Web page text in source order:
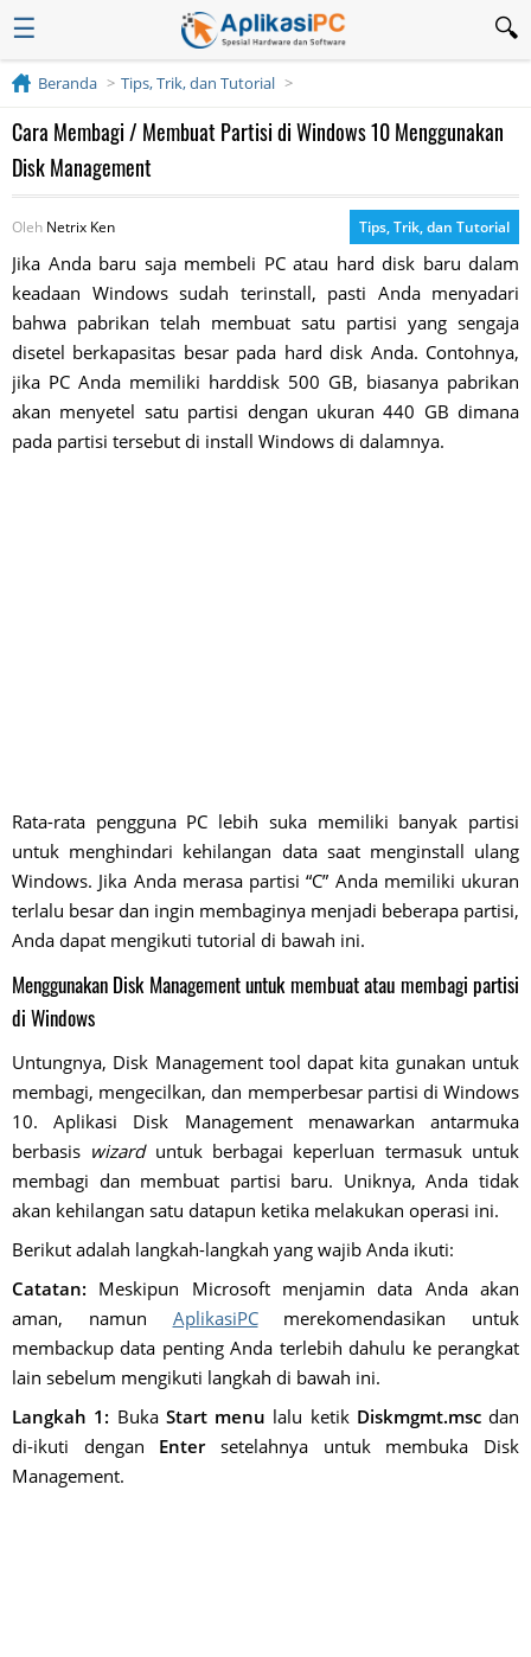
☰
Beranda Tips, Trik, dan Tutorial
Cara Membagi / Membuat Partisi di Windows 10 Menggunakan
Disk Management
Oleh Netrix Ken Tips, Trik, dan Tutorial
Jika Anda baru saja membeli PC atau hard disk baru dalam
keadaan Windows sudah terinstall, pasti Anda menyadari
bahwa pabrikan telah membuat satu partisi yang sengaja
disetel berkapasitas besar pada hard disk Anda. Contohnya,
jika PC Anda memiliki harddisk 500 GB, biasanya pabrikan
akan menyetel satu partisi dengan ukuran 440 GB dimana
pada partisi tersebut di install Windows di dalamnya.
Rata-rata pengguna PC lebih suka memiliki banyak partisi
untuk menghindari kehilangan data saat menginstall ulang
Windows. Jika Anda merasa partisi “C” Anda memiliki ukuran
terlalu besar dan ingin membaginya menjadi beberapa partisi,
Anda dapat mengikuti tutorial di bawah ini.
Menggunakan Disk Management untuk membuat atau membagi partisi
di Windows
Untungnya, Disk Management tool dapat kita gunakan untuk
membagi, mengecilkan, dan memperbesar partisi di Windows
10. Aplikasi Disk Management menawarkan antarmuka
berbasis wizarduntuk berbagai keperluan termasuk untuk
membagi dan membuat partisi baru. Uniknya, Anda tidak
akan kehilangan satu datapun ketika melakukan operasi ini.
Berikut adalah langkah-langkah yang wajib Anda ikuti:
Catatan: Meskipun Microsoft menjamin data Anda akan
aman, namun AplikasiPCmerekomendasikan untuk
membackup data penting Anda terlebih dahulu ke perangkat
lain sebelum mengikuti langkah di bawah ini.
Langkah 1: Buka Start menu lalu ketik Diskmgmt.mscdan
di-ikuti dengan Entersetelahnya untuk membuka Disk
Management.